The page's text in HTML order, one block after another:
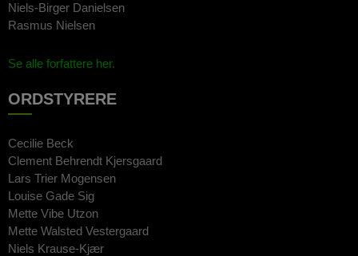
Niels-Birger Danielsen
Rasmus Nielsen
Se alle forfattere her.
ORDSTYRERE
Cecilie Beck
Clement Behrendt Kjersgaard
Lars Trier Mogensen
Louise Gade Sig
Mette Vibe Utzon
Mette Walsted Vestergaard
Niels Krause-Kjær